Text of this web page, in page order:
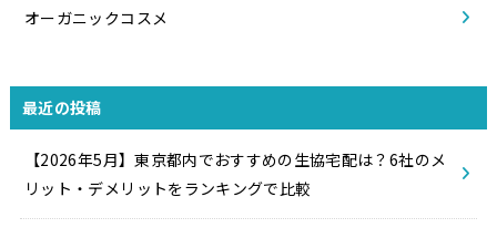
オーガニックコスメ
最近の投稿
【2026年5月】東京都内でおすすめの生協宅配は？6社のメ
リット・デメリットをランキングで比較